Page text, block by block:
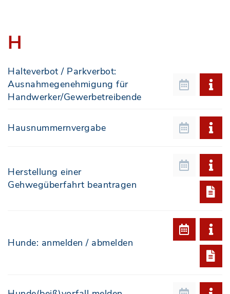
H
Halteverbot / Parkverbot:
Ausnahmegenehmigung für
Handwerker/Gewerbetreibende
Hausnummernvergabe
Herstellung einer
Gehwegüberfahrt beantragen
Hunde: anmelden / abmelden